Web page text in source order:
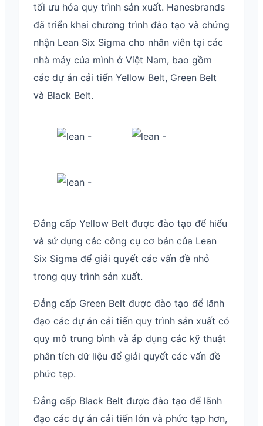
tối ưu hóa quy trình sản xuất. Hanesbrands
đã triển khai chương trình đào tạo và chứng
nhận Lean Six Sigma cho nhân viên tại các
nhà máy của mình ở Việt Nam, bao gồm
các dự án cải tiến Yellow Belt, Green Belt
và Black Belt.
Đẳng cấp Yellow Belt được đào tạo để hiểu
và sử dụng các công cụ cơ bản của Lean
Six Sigma để giải quyết các vấn đề nhỏ
trong quy trình sản xuất.
Đẳng cấp Green Belt được đào tạo để lãnh
đạo các dự án cải tiến quy trình sản xuất có
quy mô trung bình và áp dụng các kỹ thuật
phân tích dữ liệu để giải quyết các vấn đề
phức tạp.
Đẳng cấp Black Belt được đào tạo để lãnh
đạo các dự án cải tiến lớn và phức tạp hơn,